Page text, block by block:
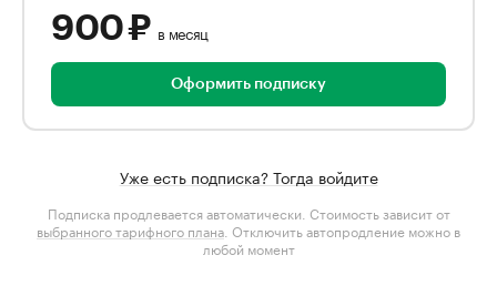
900 ₽ в месяц
Оформить подписку
Уже есть подписка? Тогда войдите
Подписка продлевается автоматически. Стоимость зависит от
выбранного тарифного плана . Отключить автопродление можно в
любой момент